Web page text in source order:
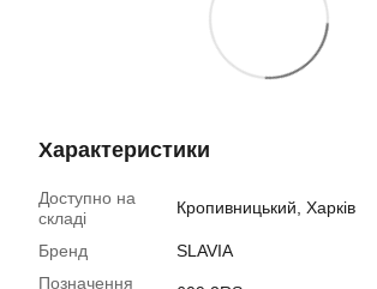
Характеристики
Доступно на
складі
Кропивницький, Харків
Бренд
SLAVIA
Позначення